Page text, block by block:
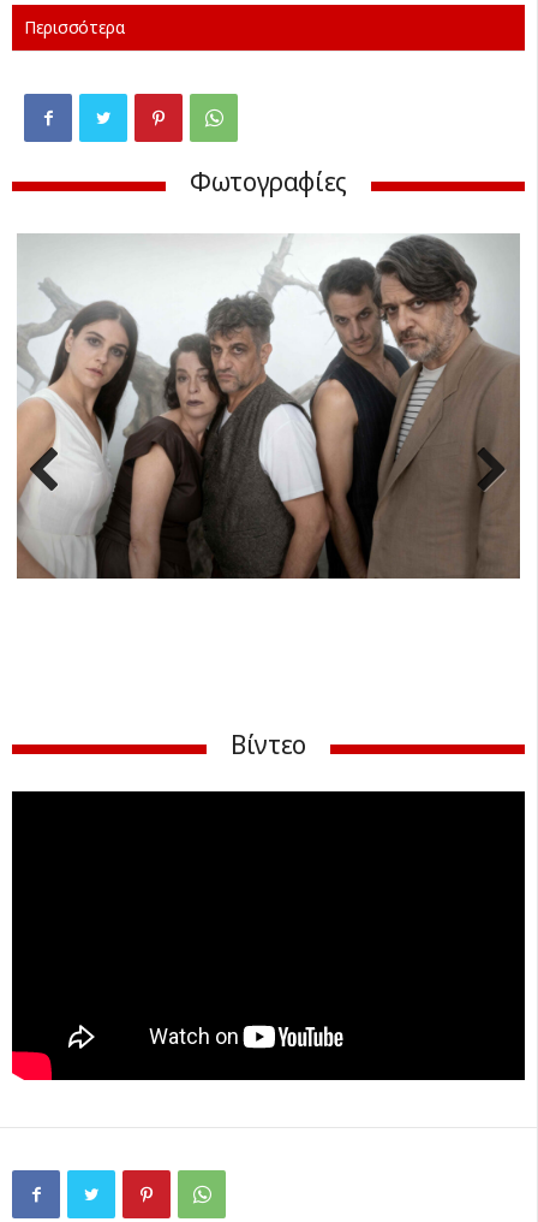
Περισσότερα
Φωτογραφίες
Next
Βίντεο